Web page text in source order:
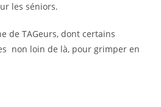
les séniors.
de TAGeurs, dont certains
non loin de là, pour grimper en